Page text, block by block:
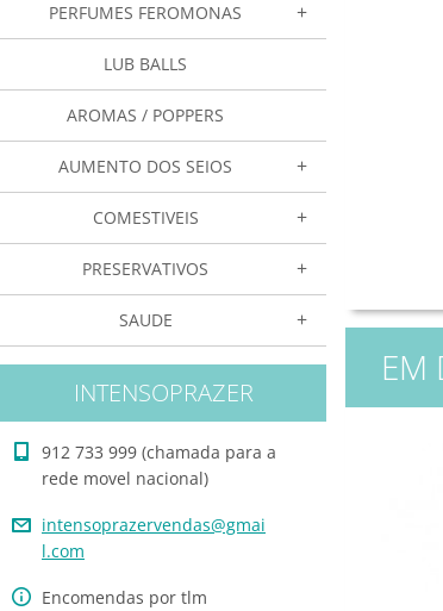
PERFUMES FEROMONAS
LUB BALLS
AROMAS / POPPERS
AUMENTO DOS SEIOS
COMESTIVEIS
PRESERVATIVOS
SAUDE
INTENSOPRAZER
912 733 999 (chamada para a
rede movel nacional)
intensoprazervendas@gmai
l.com
Encomendas por tlm
EM